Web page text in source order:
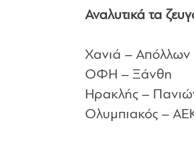
Αναλυτικά τα
Χανιά – Απόλλων
ΟΦΗ – Ξάνθη
Ηρακλής –
Ολυμπιακός –